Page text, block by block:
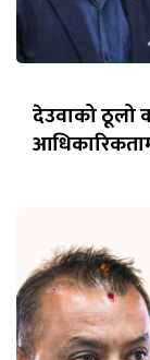
देउवाको ठूलो